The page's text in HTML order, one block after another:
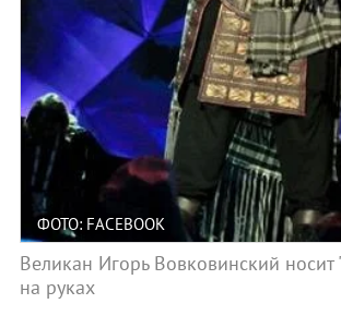
ФОТО: FACEBOOK
Великан Игорь Вовковинский носит
на руках